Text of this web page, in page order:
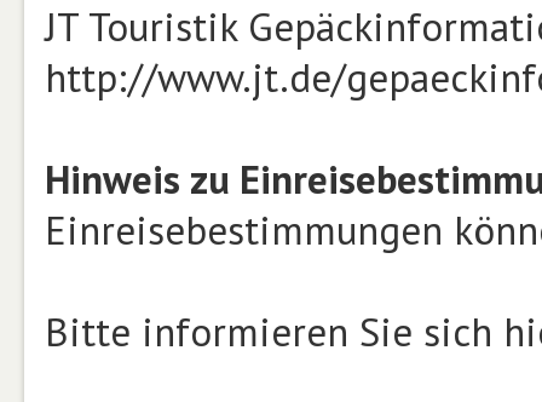
JT Touristik
http://www.jt.de/
Hinweis zu
Einreisebestimmungen
Bitte informieren Sie sich